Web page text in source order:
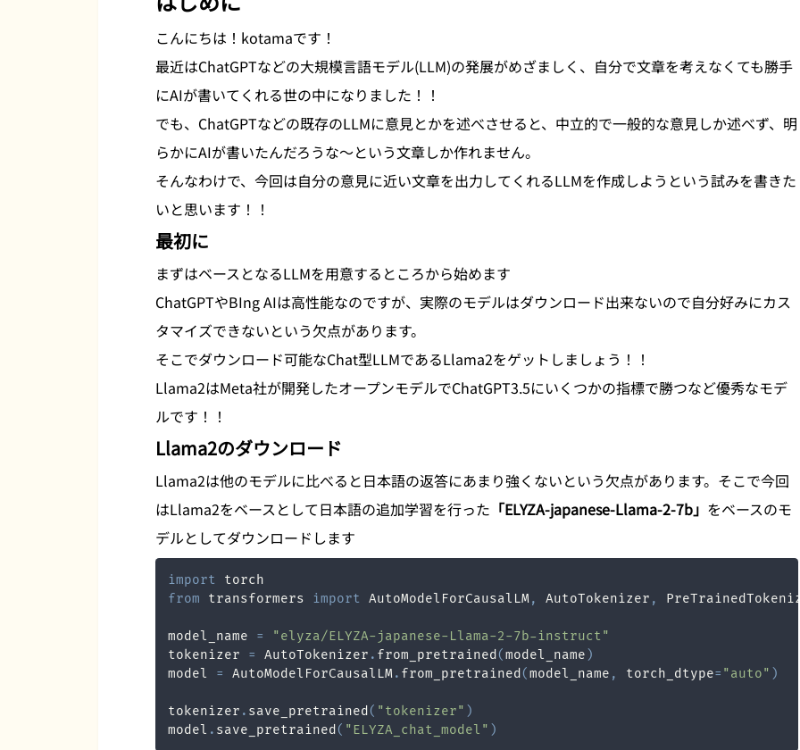
こんにちは！kotamaです！
最近はChatGPTなどの大規模言語モデル(LLM)の発展がめざましく、自分で文章を考えなくても勝手
にAIが書いてくれる世の中になりました！！
でも、ChatGPTなどの既存のLLMに意見とかを述べさせると、中立的で一般的な意見しか述べず、明
らかにAIが書いたんだろうな～という文章しか作れません。
そんなわけで、今回は自分の意見に近い文章を出力してくれるLLMを作成しようという試みを書きた
いと思います！！
最初に
まずはベースとなるLLMを用意するところから始めます
ChatGPTやBIng AIは高性能なのですが、実際のモデルはダウンロード出来ないので自分好みにカス
タマイズできないという欠点があります。
そこでダウンロード可能なChat型LLMであるLlama2をゲットしましょう！！
Llama2はMeta社が開発したオープンモデルでChatGPT3.5にいくつかの指標で勝つなど優秀なモデ
ルです！！
Llama2のダウンロード
Llama2は他のモデルに比べると日本語の返答にあまり強くないという欠点があります。そこで今回
はLlama2をベースとして日本語の追加学習を行った 「ELYZA-japanese-Llama-2-7b」 をベースのモ
デルとしてダウンロードします
import
from transformers import AutoModelForCausalLM, AutoTokenizer ,
model_name =
"elyza/ELYZA-japanese-Llama-2-7b-instruct"
tokenizer = AutoTokenizer . from_pretrained (model_name )
model = AutoModelForCausalLM. from_pretrained (model_name , torch_dtype= "auto" )
tokenizer . save_pretrained ( "tokenizer" )
model . save_pretrained ( "ELYZA_chat_model" )